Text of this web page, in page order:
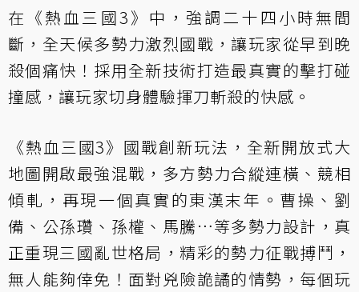
在《熱血三國3》中，強調二十四小時無間
斷，全天候多勢力激烈國戰，讓玩家從早到晚
殺個痛快！採用全新技術打造最真實的擊打碰
撞感，讓玩家切身體驗揮刀斬殺的快感。
《熱血三國3》國戰創新玩法，全新開放式大
地圖開啟最強混戰，多方勢力合縱連橫、競相
傾軋，再現一個真實的東漢末年。曹操、劉
備、公孫瓚、孫權、馬騰…等多勢力設計，真
正重現三國亂世格局，精彩的勢力征戰搏鬥，
無人能夠倖免！面對兇險詭譎的情勢，每個玩